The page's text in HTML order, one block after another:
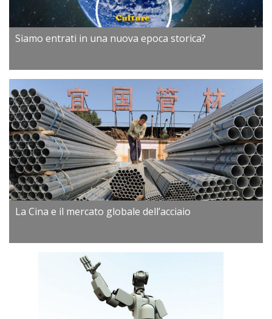
Siamo entrati in una nuova epoca storica?
La Cina e il mercato globale dell’acciaio